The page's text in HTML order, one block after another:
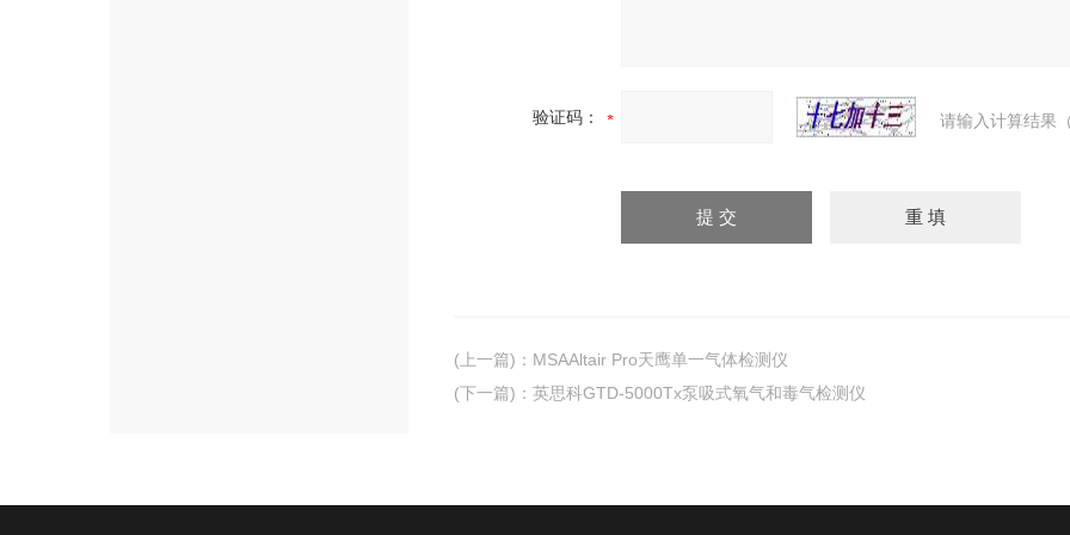
验证码： 请输入计算结果
(上一篇) ： MSAAltair Pro天鹰单一气体检测仪
(下一篇) ： 英思科GTD-5000Tx泵吸式氧气和毒气检测仪